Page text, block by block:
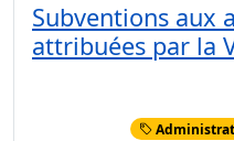
Subventions aux
attribuées par la